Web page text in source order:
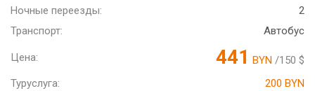
Ночные переезды:
2
Транспорт:
Автобус
Цена: 441 BYN /150 $
Туруслуга:
200 BYN